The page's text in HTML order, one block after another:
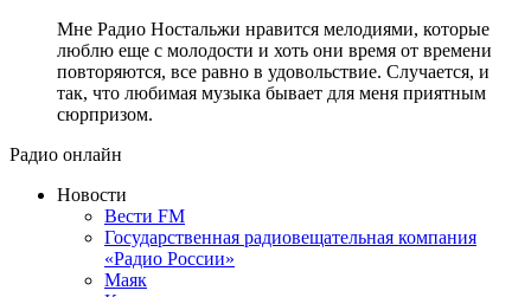
Мне Радио Ностальжи нравится мелодиями, которые
люблю еще с молодости и хоть они время от времени
повторяются, все равно в удовольствие. Случается, и
так, что любимая музыка бывает для меня приятным
сюрпризом.
Радио онлайн
Новости
Вести FM
Государственная радиовещательная компания
«Радио России»
Маяк